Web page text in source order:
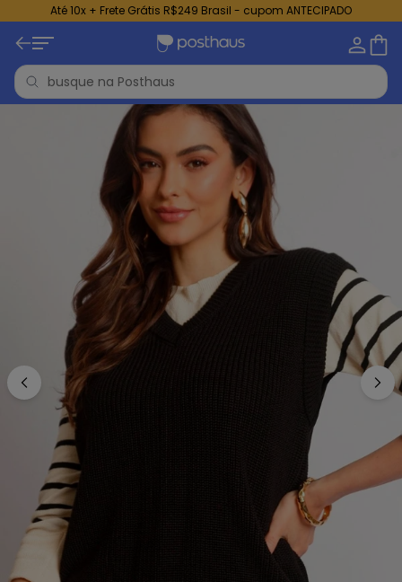
Até 10x + Frete Grátis R$249 Brasil - cupom ANTECIPADO